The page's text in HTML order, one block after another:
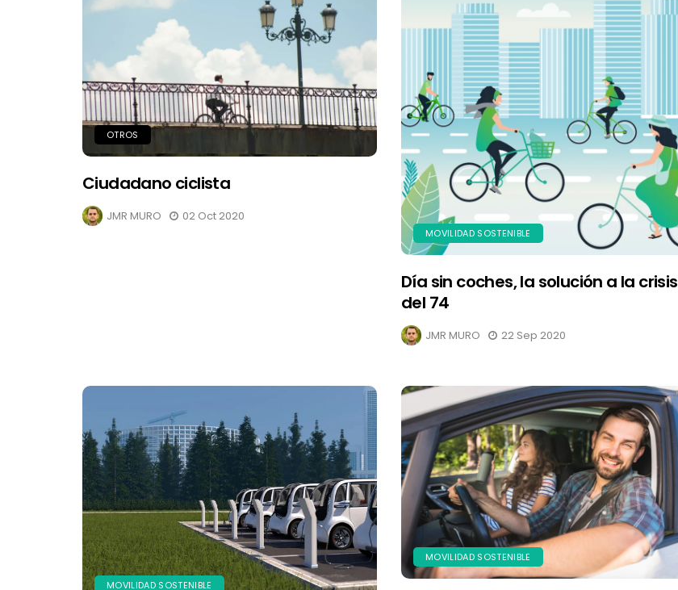
OTROS
Ciudadano ciclista
JMR MURO 02 Oct 2020
MOVILIDAD SOSTENIBLE
Día sin coches, la solución a la crisis
del 74
JMR MURO 22 Sep 2020
MOVILIDAD SOSTENIBLE
MOVILIDAD SOSTENIBLE